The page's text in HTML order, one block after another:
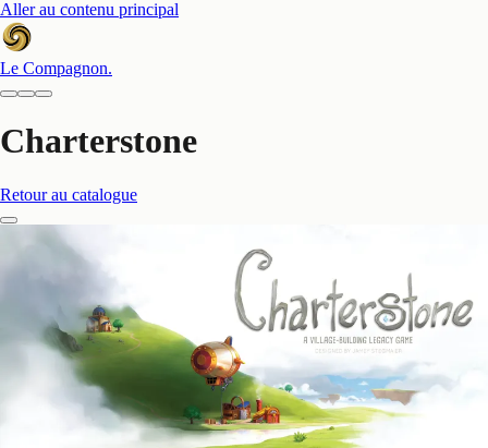
Aller au contenu principal
Le Compagnon.
Charterstone
Retour au catalogue